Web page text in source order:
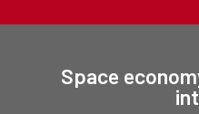
Space